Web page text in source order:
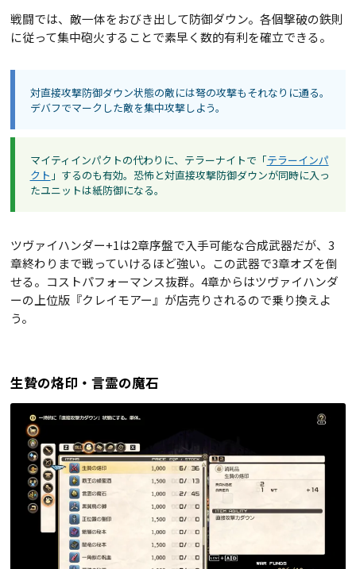
戦闘では、敵一体をおびき出して防御ダウン。各個撃破の鉄則
に従って集中砲火することで素早く数的有利を確立できる。
対直接攻撃防御ダウン状態の敵には弩の攻撃もそれなりに通る。
デバフでマークした敵を集中攻撃しよう。
マイティインパクトの代わりに、テラーナイトで「テラーインパ
クト 」するのも有効。恐怖と対直接攻撃防御ダウンが同時に入っ
たユニットは紙防御になる。
ツヴァイハンダー+1は2章序盤で入手可能な合成武器だが、3
章終わりまで戦っていけるほど強い。この武器で3章オズを倒
せる。コストパフォーマンス抜群。4章からはツヴァイハンダ
ーの上位版『クレイモアー』が店売りされるので乗り換えよ
う。
生贄の烙印・言霊の魔石